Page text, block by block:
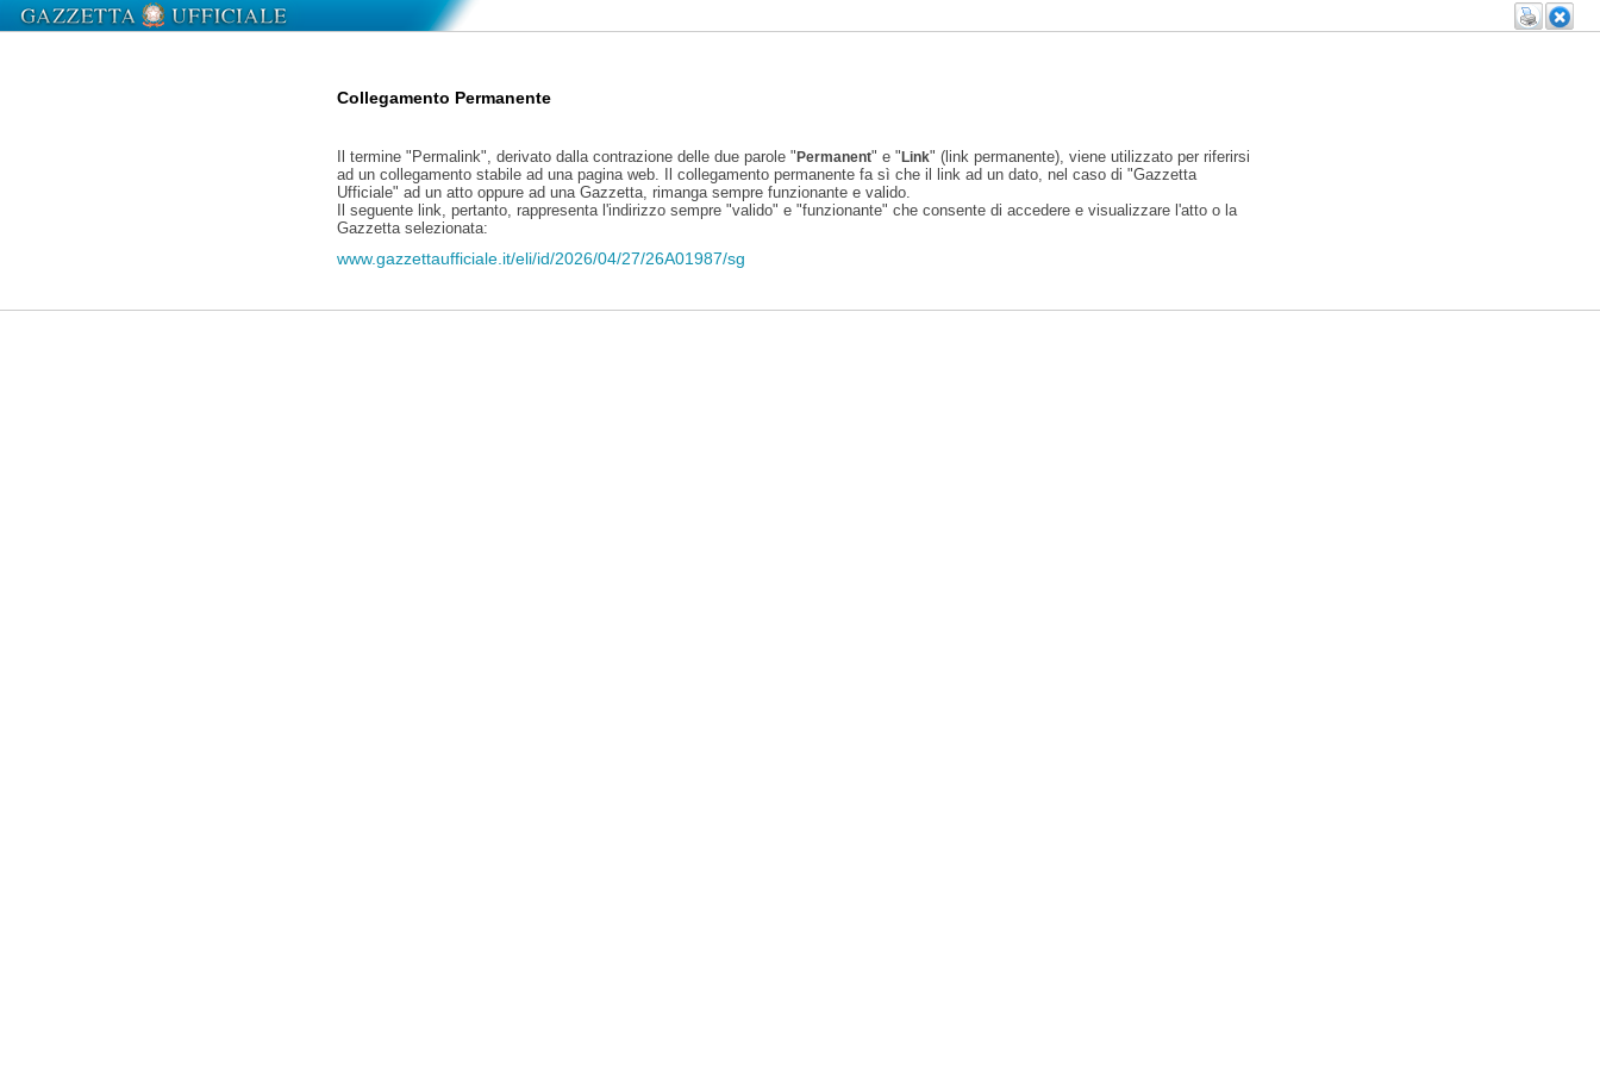
Collegamento Permanente
Il termine "Permalink", derivato dalla contrazione delle due parole "Permanent" e "Link" (link permanente), viene utilizzato per riferirsi
ad un collegamento stabile ad una pagina web. Il collegamento permanente fa sì che il link ad un dato, nel caso di "Gazzetta
Ufficiale" ad un atto oppure ad una Gazzetta, rimanga sempre funzionante e valido.
Il seguente link, pertanto, rappresenta l'indirizzo sempre "valido" e "funzionante" che consente di accedere e visualizzare l'atto o la
Gazzetta selezionata:
www.gazzettaufficiale.it/eli/id/2026/04/27/26A01987/sg